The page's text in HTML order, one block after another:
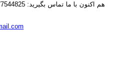
هم اکنون با ما تماس بگیرید: